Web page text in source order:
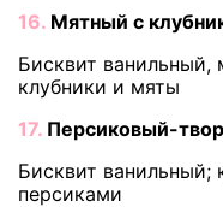
16. Мятный с
Бисквит
клубники и мяты
17. Персиковый-
Бисквит
персиками